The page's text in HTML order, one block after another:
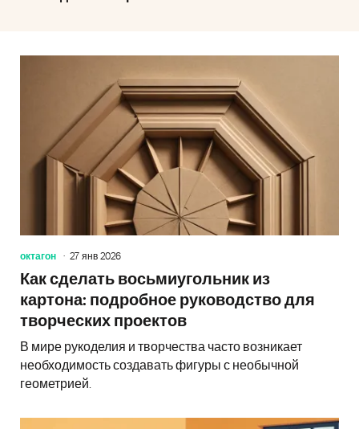
октагон 27 янв 2026
Как сделать восьмиугольник из
картона: подробное руководство для
творческих проектов
В мире рукоделия и творчества часто возникает
необходимость создавать фигуры с необычной
геометрией.